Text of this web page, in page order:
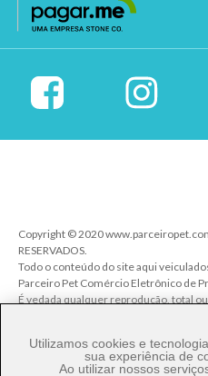
Copyright © 2020
RESERVADOS.
Todo o conteúdo do site aqui
Parceiro Pet Comércio Eletrônico de
É vedada qualquer reprodução, total
Lei.Utilizamos cookies e
sua experiência de
Ao utilizar nossos